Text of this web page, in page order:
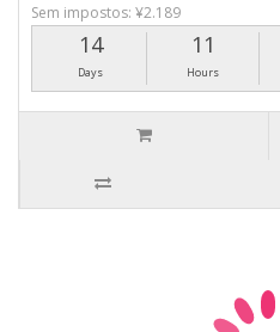
Sem impostos: ¥2.189
14
Days
11
Hours